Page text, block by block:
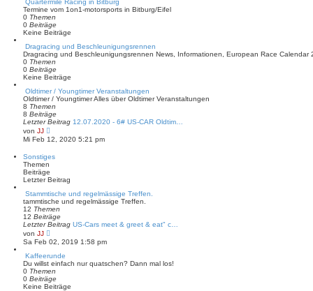
Termine vom 1on1-motorsports in Bitburg/Eifel
0 Themen
0 Beiträge
Keine Beiträge
Dragracing und Beschleunigungsrennen
Dragracing und Beschleunigungsrennen News, Informationen, European Race Calendar
0 Themen
0 Beiträge
Keine Beiträge
Oldtimer / Youngtimer Veranstaltungen
Oldtimer / Youngtimer Alles über Oldtimer Veranstaltungen
8 Themen
8 Beiträge
Letzter Beitrag 12.07.2020 - 6# US-CAR Oldtim…
von JJ
e
u
s
r
B
e
i
t
r
a
Mi Feb 12, 2020 5:21 pm
Sonstiges
Themen
Beiträge
Letzter Beitrag
Stammtische und regelmässige Treffen.
tammtische und regelmässige Treffen.
12 Themen
12 Beiträge
Letzter Beitrag US-Cars meet & greet & eat" c…
von JJ
e
u
e
s
t
e
r
Sa Feb 02, 2019 1:58 pm
Kaffeerunde
Du willst einfach nur quatschen? Dann mal los!
0 Themen
0 Beiträge
Keine Beiträge